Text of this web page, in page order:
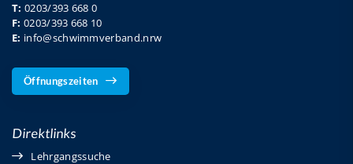
T: 0203/393 668 0
F: 0203/393 668 10
E: info@schwimmverband.nrw
Öffnungszeiten
Direktlinks
Lehrgangssuche